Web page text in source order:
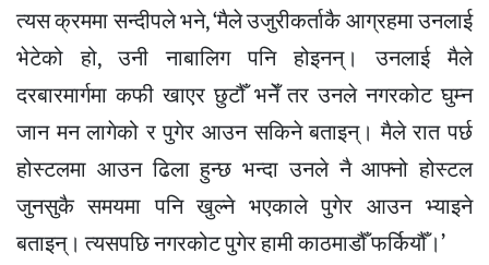
त्यस क्रममा सन्दीपले भने, ‘मैले उजुरीकर्ताकै आग्रहमा उनलाई
भेटेको हो, उनी नाबालिग पनि होइनन्। उनलाई मैले
दरबारमार्गमा कफी खाएर छुटौँ भनेँ तर उनले नगरकोट घुम्न
जान मन लागेको र पुगेर आउन सकिने बताइन्। मैले रात पर्छ
होस्टलमा आउन ढिला हुन्छ भन्दा उनले नै आफ्नो होस्टल
जुनसुकै समयमा पनि खुल्ने भएकाले पुगेर आउन भ्याइने
बताइन्। त्यसपछि नगरकोट पुगेर हामी काठमाडौँ फर्कियौँ।’